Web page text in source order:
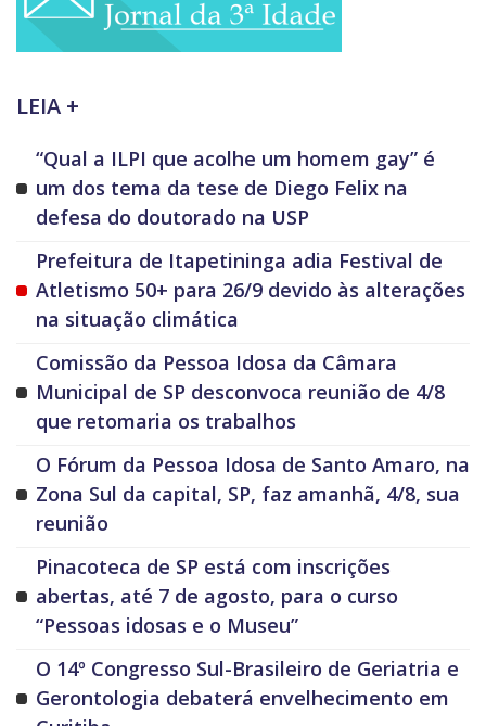
LEIA +
“Qual a ILPI que acolhe um homem gay” é
um dos tema da tese de Diego Felix na
defesa do doutorado na USP
Prefeitura de Itapetininga adia Festival de
Atletismo 50+ para 26/9 devido às alterações
na situação climática
Comissão da Pessoa Idosa da Câmara
Municipal de SP desconvoca reunião de 4/8
que retomaria os trabalhos
O Fórum da Pessoa Idosa de Santo Amaro, na
Zona Sul da capital, SP, faz amanhã, 4/8, sua
reunião
Pinacoteca de SP está com inscrições
abertas, até 7 de agosto, para o curso
“Pessoas idosas e o Museu”
O 14º Congresso Sul-Brasileiro de Geriatria e
Gerontologia debaterá envelhecimento em